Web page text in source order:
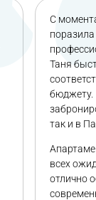
С
Таня
бюджету.
так и в
всех
отлично